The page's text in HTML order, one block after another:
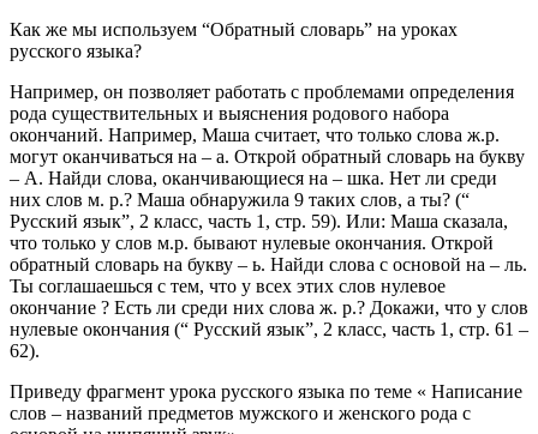
Как же мы используем “Обратный словарь” на уроках
русского языка?
Например, он позволяет работать с проблемами определения
рода существительных и выяснения родового набора
окончаний. Например, Маша считает, что только слова ж.р.
могут оканчиваться на – а. Открой обратный словарь на букву
– А. Найди слова, оканчивающиеся на – шка. Нет ли среди
них слов м. р.? Маша обнаружила 9 таких слов, а ты? (“
Русский язык”, 2 класс, часть 1, стр. 59). Или: Маша сказала,
что только у слов м.р. бывают нулевые окончания. Открой
обратный словарь на букву – ь. Найди слова с основой на – ль.
Ты соглашаешься с тем, что у всех этих слов нулевое
окончание ? Есть ли среди них слова ж. р.? Докажи, что у слов
нулевые окончания (“ Русский язык”, 2 класс, часть 1, стр. 61 –
62).
Приведу фрагмент урока русского языка по теме « Написание
слов – названий предметов мужского и женского рода с